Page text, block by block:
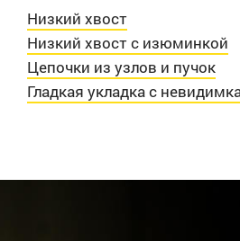
Низкий хвост
Низкий хвост с изюминкой
Цепочки из узлов и пучок
Гладкая укладка с